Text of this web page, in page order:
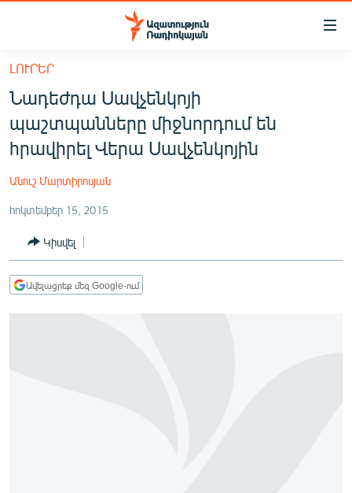
Մատչելիության
հիմնական
բովանդակությանը
հիմնական
մենյուին
ՀԱՅԱՍՏԱՆ
ՔԱՂԱՔԱԿԱՆ
ՏՆՏԵՍՈՒԹՅՈՒՆ
ՂԱՐԱԲԱՂ
ԼՈՒՐԵՐ
Նադեժդա Սավչենկոյի
պաշտպանները միջնորդում են
հրավիրել Վերա Սավչենկոյին
Անուշ Մարտիրոսյան
հոկտեմբեր 15, 2015
Կիսվել
Ավելացրեք մեզ Google-ում